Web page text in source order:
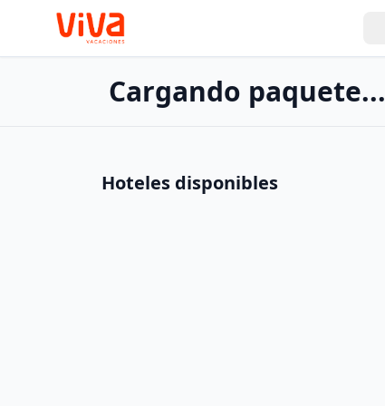
Cargando paquete...
Hoteles disponibles